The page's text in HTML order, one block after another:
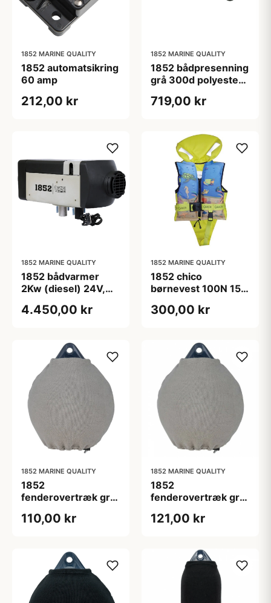
1852 MARINE QUALITY
1852 automatsikring
60 amp
212,00 kr
1852 MARINE QUALITY
1852 bådpresenning
grå 300d polyester
244cm
719,00 kr
1852 MARINE QUALITY
1852 bådvarmer
2Kw (diesel) 24V,
4.450,00 kr
1852 MARINE QUALITY
1852 chico
børnevest 100N 15-
300,00 kr
1852 MARINE QUALITY
1852
fenderovertræk grå,
110,00 kr
1852 MARINE QUALITY
1852
fenderovertræk grå,
121,00 kr